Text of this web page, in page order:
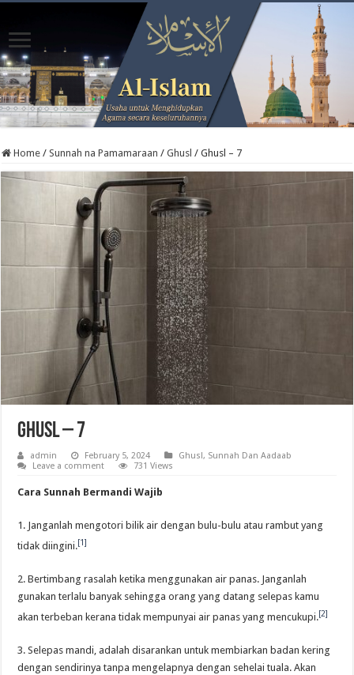
Home / Sunnah na Pamamaraan / Ghusl / Ghusl – 7
Ghusl – 7
admin February 5, 2024 Ghusl, Sunnah Dan Aadaab
Leave a comment
731 Views
Cara Sunnah Bermandi Wajib
1. Janganlah mengotori bilik air dengan bulu-bulu atau rambut yang
tidak diingini.[1]
2. Bertimbang rasalah ketika menggunakan air panas. Janganlah
gunakan terlalu banyak sehingga orang yang datang selepas kamu
akan terbeban kerana tidak mempunyai air panas yang mencukupi.[2]
3. Selepas mandi, adalah disarankan untuk membiarkan badan kering
dengan sendirinya tanpa mengelapnya dengan sehelai tuala. Akan